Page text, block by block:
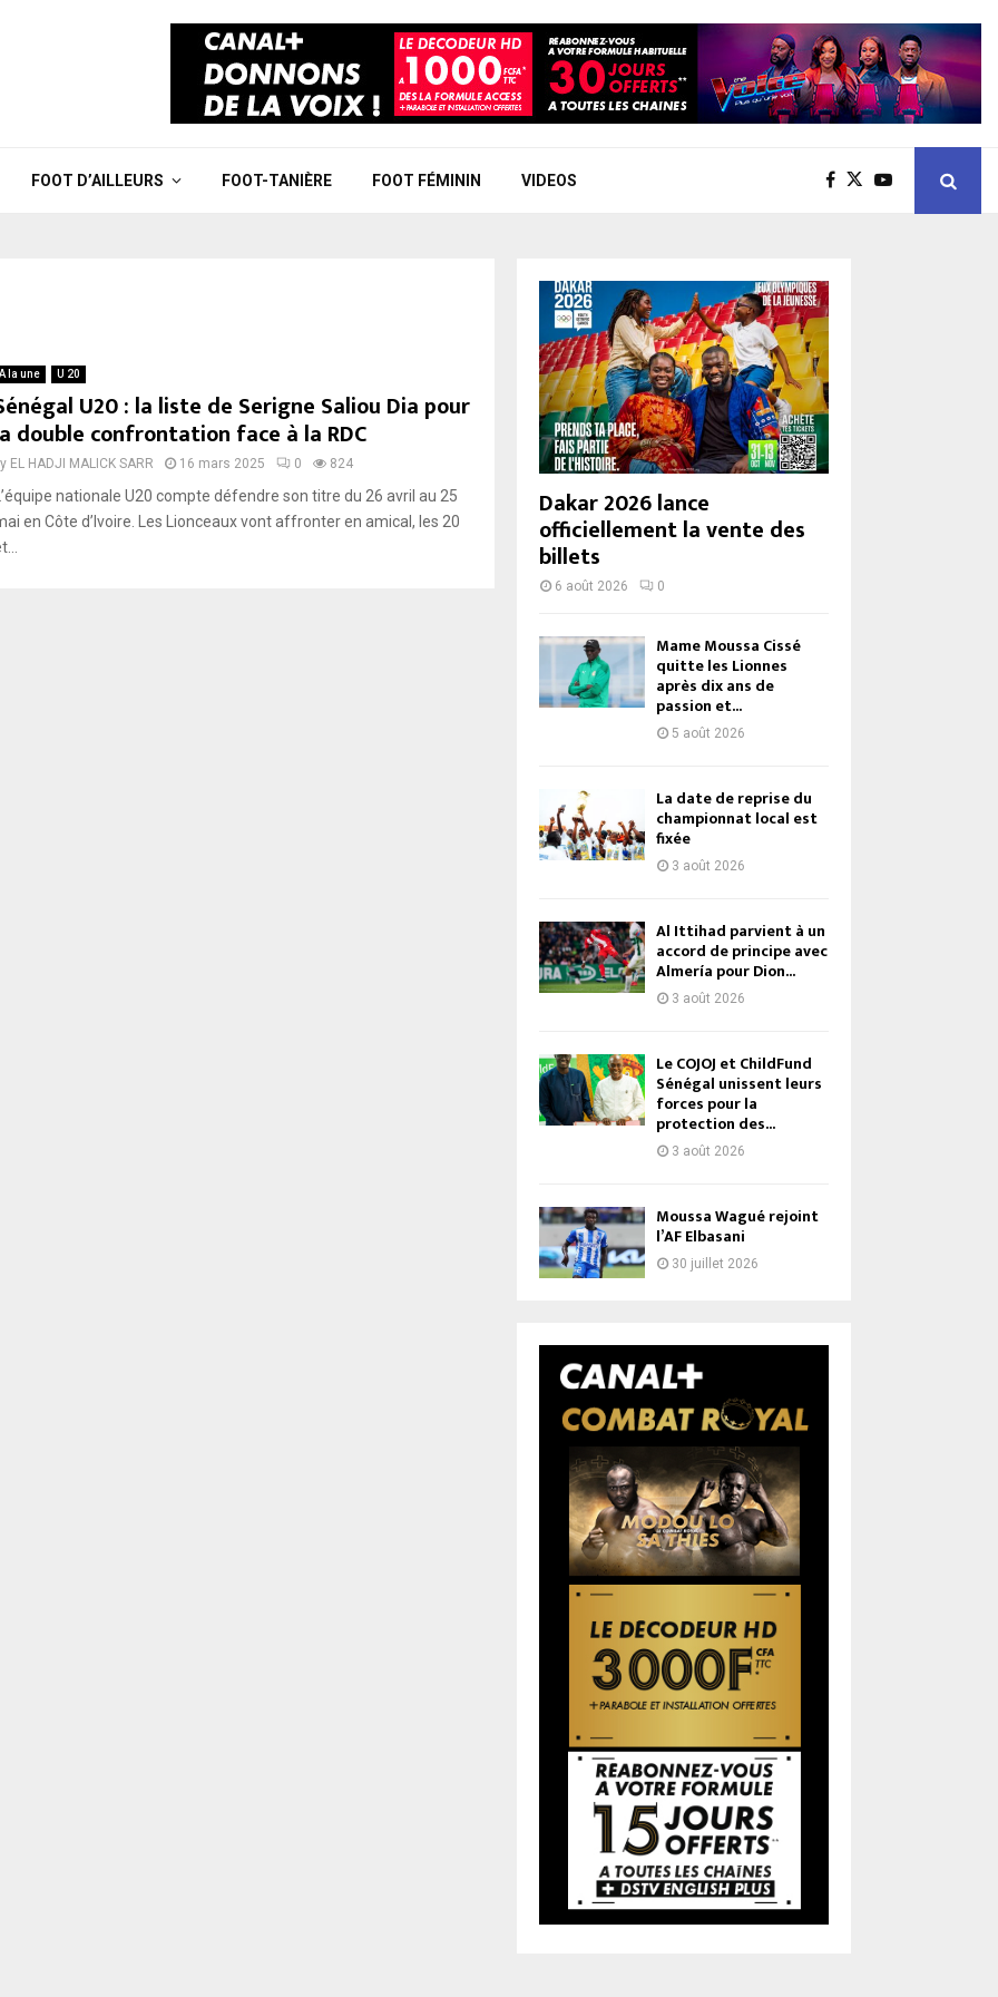
FOOT D’AILLEURS FOOT-TANIÈRE FOOT FÉMININ VIDEOS
A la une U 20
U20 : la liste de Serigne Saliou Dia pour
double confrontation face à la RDC
EL HADJI MALICK SARR 16 mars 2025 0 824
nationale U20 compte défendre son titre du 26 avril au 25
en Côte d’Ivoire. Les Lionceaux vont affronter en amical, les 20
Dakar 2026 lance
officiellement la vente des
billets
6 août 2026 0
Mame Moussa Cissé
quitte les Lionnes
après dix ans de
passion et...
5 août 2026
La date de reprise du
championnat local est
fixée
3 août 2026
Al Ittihad parvient à un
accord de principe avec
Almería pour Dion...
3 août 2026
Le COJOJ et ChildFund
Sénégal unissent leurs
forces pour la
protection des...
3 août 2026
Moussa Wagué rejoint
l’AF Elbasani
30 juillet 2026